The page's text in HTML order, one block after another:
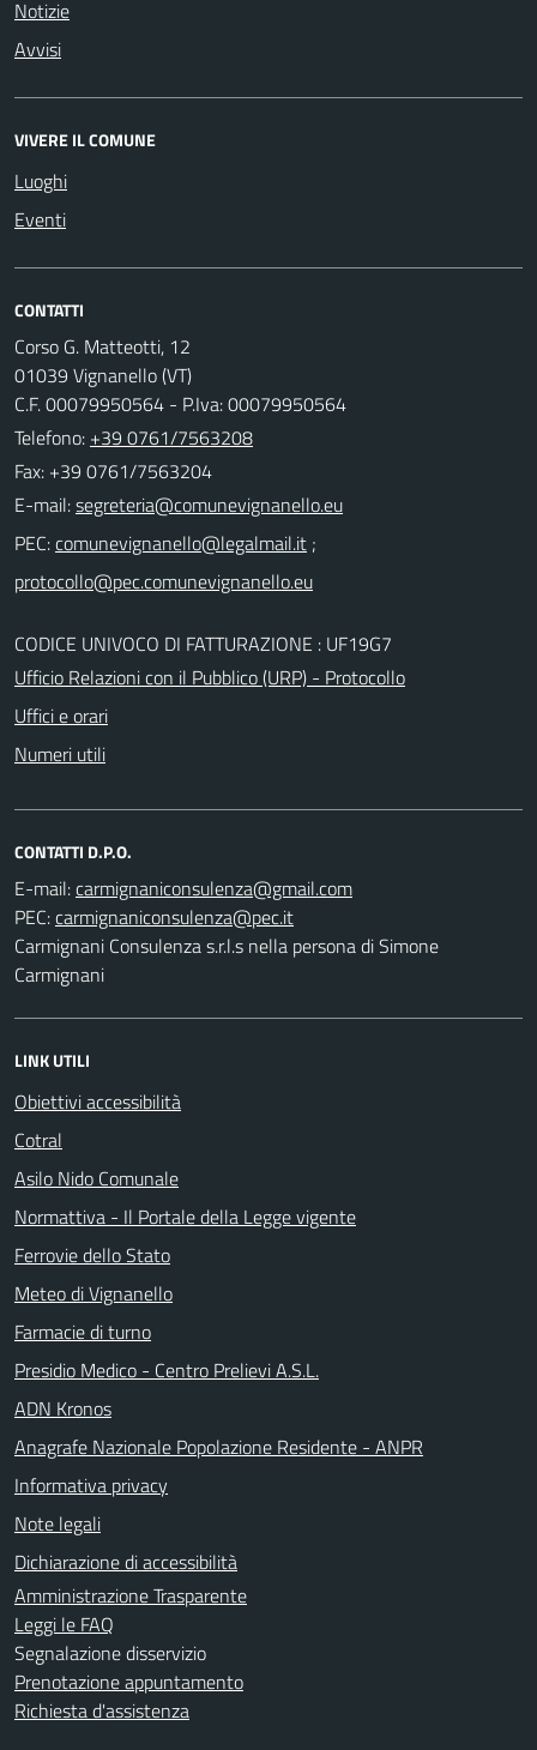
Notizie
Avvisi
VIVERE IL COMUNE
Luoghi
Eventi
CONTATTI
Corso G. Matteotti, 12
01039 Vignanello (VT)
C.F. 00079950564 - P.Iva: 00079950564
Telefono: +39 0761/7563208
Fax: +39 0761/7563204
E-mail:
PEC:
;
CODICE UNIVOCO DI FATTURAZIONE : UF19G7
Ufficio Relazioni con il Pubblico (URP) - Protocollo
Uffici e orari
Numeri utili
CONTATTI D.P.O.
E-mail:
PEC:
Carmignani Consulenza s.r.l.s nella persona di Simone
Carmignani
LINK UTILI
Obiettivi accessibilità
Cotral
Asilo Nido Comunale
Normattiva - Il Portale della Legge vigente
Ferrovie dello Stato
Meteo di Vignanello
Farmacie di turno
Presidio Medico - Centro Prelievi A.S.L.
ADN Kronos
Anagrafe Nazionale Popolazione Residente - ANPR
Informativa privacy
Note legali
Dichiarazione di accessibilità
Amministrazione Trasparente
Leggi le FAQ
Segnalazione disservizio
Prenotazione appuntamento
Richiesta d'assistenza